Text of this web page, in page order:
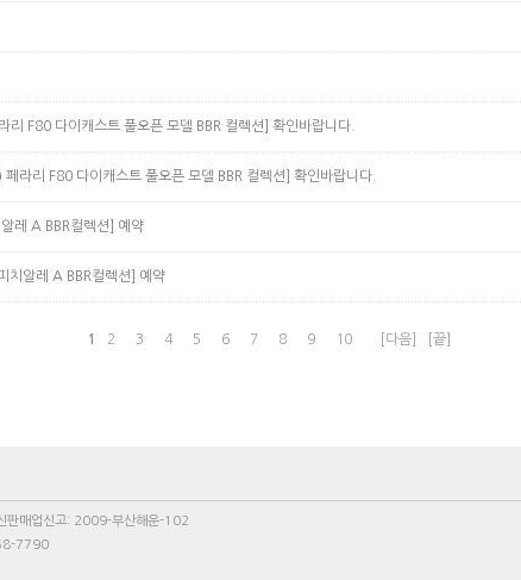
F80 다이캐스트 풀오픈 모델 BBR 컬렉션] 확인바랍니다.
리 F80 다이캐스트 풀오픈 모델 BBR 컬렉션] 확인바랍니다.
레 A BBR컬렉션] 예약
알레 A BBR컬렉션] 예약
1 2 3 4 5 6 7 8 9 10 [다음] [끝]
판매업신고: 2009-부산해운-102
7790